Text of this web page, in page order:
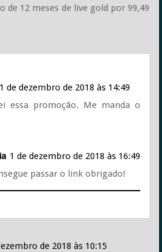
de 12 meses de live gold por 99,49
1 de dezembro de 2018 às 14:49
essa promoção. Me manda o
1 de dezembro de 2018 às 16:49
passar o link obrigado!
de 2018 às 10:15